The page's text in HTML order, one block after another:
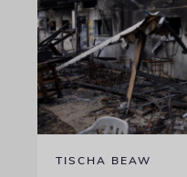
TISCHA BEAW